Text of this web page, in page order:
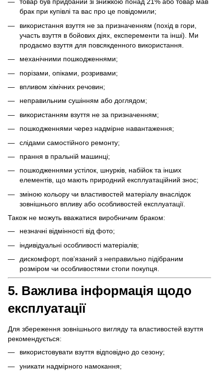
товар був придбаний зі знижкою понад 21% або товар мав
брак при купівлі та вас про це повідомили;
використання взуття не за призначенням (похід в гори,
участь взуття в бойових діях, експеременти та інші). Ми
продаємо взуття для повсякденного використання.
механічними пошкодженнями;
порізами, опіками, розривами;
впливом хімічних речовин;
неправильним сушінням або доглядом;
використанням взуття не за призначенням;
пошкодженнями через надмірне навантаження;
слідами самостійного ремонту;
прання в пральній машинці;
пошкодженнями устілок, шнурків, набійок та інших
елементів, що мають природний експлуатаційний знос;
зміною кольору чи властивостей матеріалу внаслідок
зовнішнього впливу або особливостей експлуатації.
Також не можуть вважатися виробничим браком:
незначні відмінності від фото;
індивідуальні особливості матеріалів;
дискомфорт, пов’язаний з неправильно підібраним
розміром чи особливостями стопи покупця.
5. Важлива інформація щодо
експлуатації
Для збереження зовнішнього вигляду та властивостей взуття
рекомендується:
використовувати взуття відповідно до сезону;
уникати надмірного намокання;